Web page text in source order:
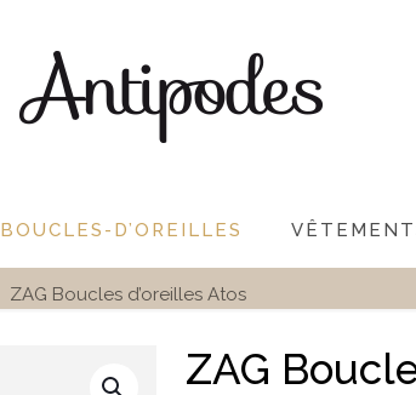
BOUCLES-D’OREILLES
ZAG Boucles d’oreilles Atos
ZAG